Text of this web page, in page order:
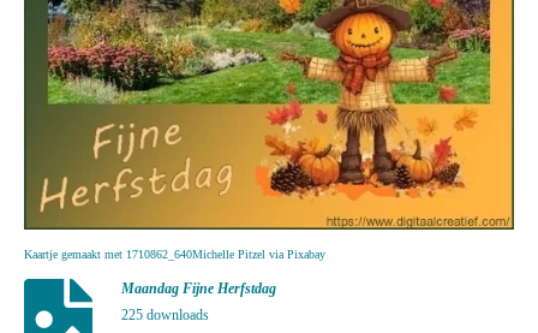
Kaartje gemaakt met 1710862_640Michelle Pitzel via Pixabay
Maandag Fijne Herfstdag
225 downloads